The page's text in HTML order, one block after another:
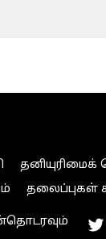
தலைப்புகள்